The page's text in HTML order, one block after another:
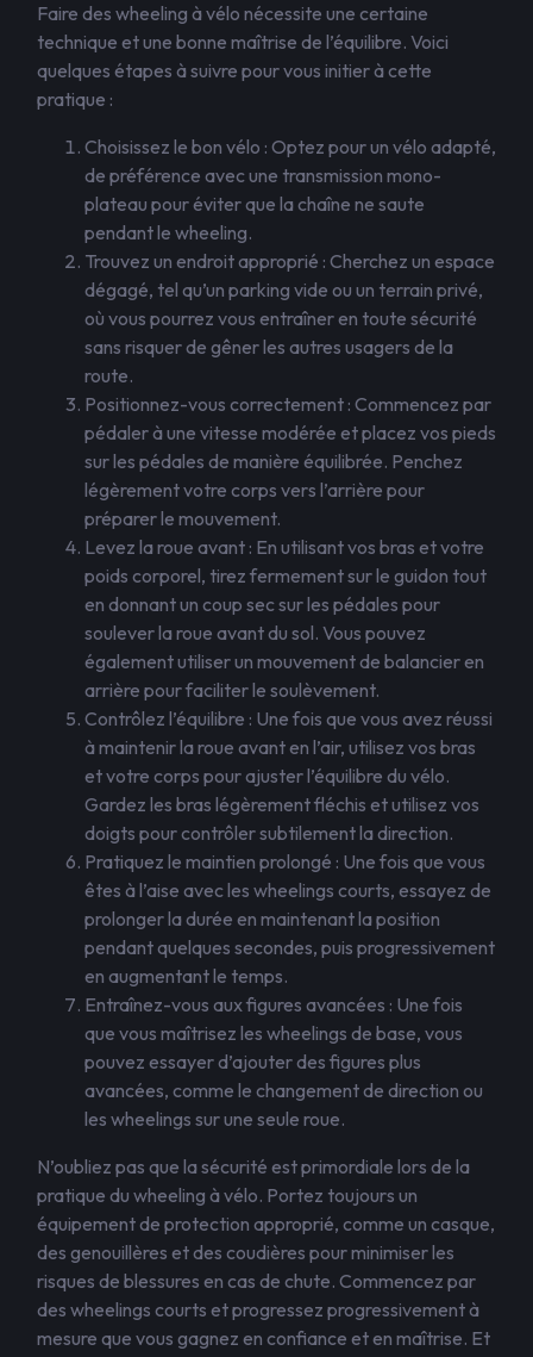
Faire des wheeling à vélo nécessite une certaine
technique et une bonne maîtrise de l’équilibre. Voici
quelques étapes à suivre pour vous initier à cette
pratique :
Choisissez le bon vélo : Optez pour un vélo adapté,
de préférence avec une transmission mono-
plateau pour éviter que la chaîne ne saute
pendant le wheeling.
Trouvez un endroit approprié : Cherchez un espace
dégagé, tel qu’un parking vide ou un terrain privé,
où vous pourrez vous entraîner en toute sécurité
sans risquer de gêner les autres usagers de la
route.
Positionnez-vous correctement : Commencez par
pédaler à une vitesse modérée et placez vos pieds
sur les pédales de manière équilibrée. Penchez
légèrement votre corps vers l’arrière pour
préparer le mouvement.
Levez la roue avant : En utilisant vos bras et votre
poids corporel, tirez fermement sur le guidon tout
en donnant un coup sec sur les pédales pour
soulever la roue avant du sol. Vous pouvez
également utiliser un mouvement de balancier en
arrière pour faciliter le soulèvement.
Contrôlez l’équilibre : Une fois que vous avez réussi
à maintenir la roue avant en l’air, utilisez vos bras
et votre corps pour ajuster l’équilibre du vélo.
Gardez les bras légèrement fléchis et utilisez vos
doigts pour contrôler subtilement la direction.
Pratiquez le maintien prolongé : Une fois que vous
êtes à l’aise avec les wheelings courts, essayez de
prolonger la durée en maintenant la position
pendant quelques secondes, puis progressivement
en augmentant le temps.
Entraînez-vous aux figures avancées : Une fois
que vous maîtrisez les wheelings de base, vous
pouvez essayer d’ajouter des figures plus
avancées, comme le changement de direction ou
les wheelings sur une seule roue.
N’oubliez pas que la sécurité est primordiale lors de la
pratique du wheeling à vélo. Portez toujours un
équipement de protection approprié, comme un casque,
des genouillères et des coudières pour minimiser les
risques de blessures en cas de chute. Commencez par
des wheelings courts et progressez progressivement à
mesure que vous gagnez en confiance et en maîtrise. Et